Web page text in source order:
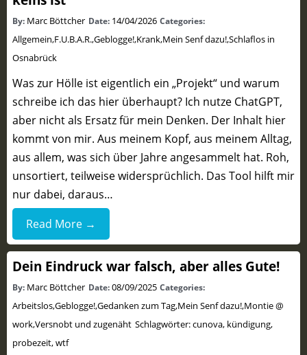
By: Marc Böttcher Date: 14/04/2026 Categories:
Allgemein,F.U.B.A.R.,Geblogge!,Krank,Mein Senf dazu!,Schlaflos in
Osnabrück
Was zur Hölle ist eigentlich ein „Projekt“ und warum
schreibe ich das hier überhaupt? Ich nutze ChatGPT,
aber nicht als Ersatz für mein Denken. Der Inhalt hier
kommt von mir. Aus meinem Kopf, aus meinem Alltag,
aus allem, was sich über Jahre angesammelt hat. Roh,
unsortiert, teilweise widersprüchlich. Das Tool hilft mir
nur dabei, daraus…
Read More →
Dein Eindruck war falsch, aber alles Gute!
By: Marc Böttcher Date:08/09/2025 Categories:
Arbeitslos,Geblogge!,Gedanken zum Tag,Mein Senf dazu!,Montie @
work,Versnobt und zugenäht Schlagwörter:cunova, kündigung,
probezeit,wtf